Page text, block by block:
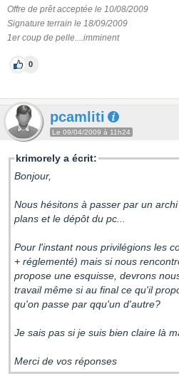
Offre de prêt acceptée le 10/08/2009
Signature terrain le 18/09/2009
1er coup de pelle....imminent
0
pcamliti
Le 09/04/2009 à 11h24
krimorely a écrit:
Bonjour,
Nous hésitons à passer par un
plans et le dépôt du pc...
Pour l'instant nous privilégions les
+ réglementé) mais si nous
propose une esquisse, devrons
travail même si au final ce qu'il
qu'on passe par qqu'un d'autre?
Je sais pas si je suis bien claire là
Merci de vos réponses